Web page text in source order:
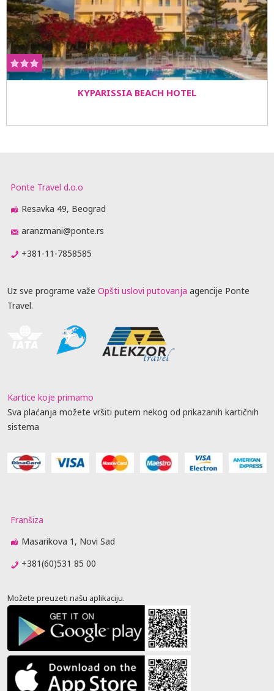
KYPARISSIA BEACH HOTEL
Ponte Travel d.o.o
Resavka 49, Beograd
aranzmani@ponte.rs
+381-11-7858585
Uz sve programe važe Opšti uslovi putovanja agencije Ponte
Travel.
Kartice koje primamo
Sva plaćanja možete vršiti putem nekog od prikazanih kartičnih
sistema
Franšiza
Masarikova 1, Novi Sad
+381(60)531 85 00
Možete preuzeti našu aplikaciju.